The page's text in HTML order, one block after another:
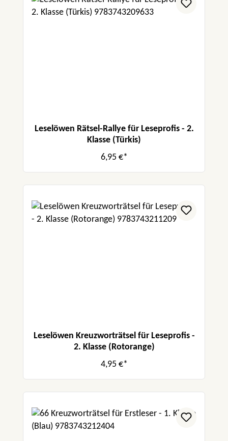
Leselöwen Rätsel-Rallye für Leseprofis - 2.
Klasse (Türkis)
6,95 €*
Leselöwen Kreuzworträtsel für Leseprofis -
2. Klasse (Rotorange)
4,95 €*